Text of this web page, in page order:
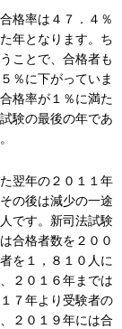
格率は４７．４％
年となります。ち
ことで、合格者も
％に下がっていま
格率が１％に満た
験の最後の年であ
翌年の２０１１年
の後は減少の一途
です。新司法試験
合格者数を２００
を１，８１０人に
２０１６年までは
７年より受験者の
２０１９年には合